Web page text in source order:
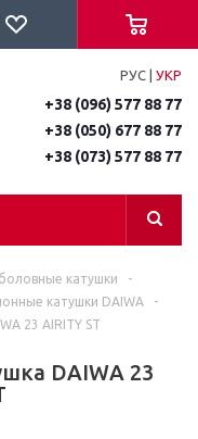
РУС УКР
+38 (096) 577 88 77
+38 (050) 677 88 77
+38 (073) 577 88 77
катушки
-
катушки DAIWA
-
23 AIRITY ST
DAIWA 23